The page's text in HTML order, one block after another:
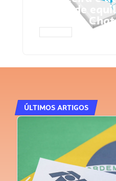
ponto de
Prompts
ÚLTIMOS ARTIGOS